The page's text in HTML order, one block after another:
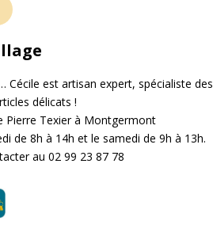
Cécile est artisan expert, spécialiste des
délicats !
Pierre Texier à Montgermont
de 8h à 14h et le samedi de 9h à 13h.
au 02 99 23 87 78